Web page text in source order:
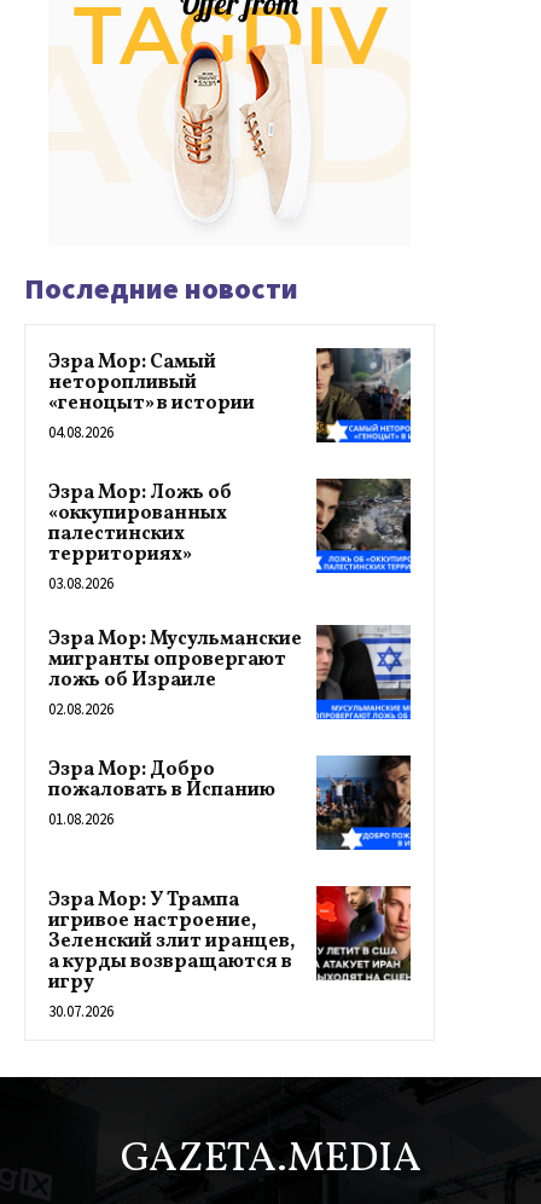
Последние новости
Эзра Мор: Самый
неторопливый
«геноцыт» в истории
04.08.2026
Эзра Мор: Ложь об
«оккупированных
палестинских
территориях»
03.08.2026
Эзра Мор: Мусульманские
мигранты опровергают
ложь об Израиле
02.08.2026
Эзра Мор: Добро
пожаловать в Испанию
01.08.2026
Эзра Мор: У Трампа
игривое настроение,
Зеленский злит иранцев,
а курды возвращаются в
игру
30.07.2026
GAZETA.MEDIA